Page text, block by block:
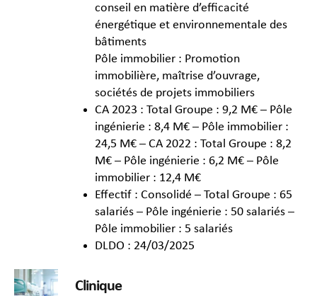
conseil en matière d’efficacité
énergétique et environnementale des
bâtiments
Pôle immobilier : Promotion
immobilière, maîtrise d’ouvrage,
sociétés de projets immobiliers
CA 2023 : Total Groupe : 9,2 M€ – Pôle
ingénierie : 8,4 M€ – Pôle immobilier :
24,5 M€ – CA 2022 : Total Groupe : 8,2
M€ – Pôle ingénierie : 6,2 M€ – Pôle
immobilier : 12,4 M€
Effectif : Consolidé – Total Groupe : 65
salariés – Pôle ingénierie : 50 salariés –
Pôle immobilier : 5 salariés
DLDO : 24/03/2025
Clinique